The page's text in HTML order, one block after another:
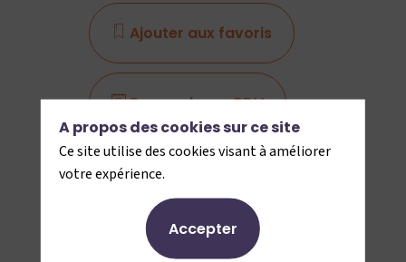
Ajouter aux favoris
Demander un RDV
Envoyer un message
Ajouter aux favoris
A propos des cookies sur ce site
Ce site utilise des cookies visant à améliorer
votre expérience.
Accepter